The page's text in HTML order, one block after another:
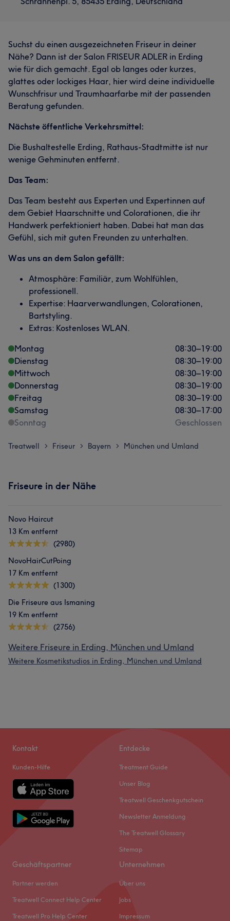
Suchst du einen ausgezeichneten Friseur in deiner
Nähe? Dann ist der Salon FRISEUR ADLER in Erding
wie für dich gemacht. Egal ob langes oder kurzes,
glattes oder lockiges Haar, hier wird deine individuelle
Wunschfrisur und Traumhaarfarbe mit der passenden
Beratung gefunden.
Nächste öffentliche Verkehrsmittel:
Die Bushaltestelle Erding, Rathaus-Stadtmitte ist nur
wenige Gehminuten entfernt.
Das Team:
Das Team besteht aus Experten und Expertinnen auf
dem Gebiet Haarschnitte und Colorationen, die ihr
Handwerk perfektioniert haben. Dabei hat man das
Gefühl, sich mit guten Freunden zu unterhalten.
Was uns an dem Salon gefällt:
Atmosphäre: Familiär, zum Wohlfühlen,
professionell.
Expertise: Haarverwandlungen, Colorationen,
Bartstyling.
Extras: Kostenloses WLAN.
Montag
08:30–19:00
Dienstag
08:30–19:00
Mittwoch
08:30–19:00
Donnerstag
08:30–19:00
Freitag
08:30–19:00
Samstag
08:30–17:00
Sonntag
Geschlossen
Treatwell > Friseur > Bayern > München und Umland
Friseure in der Nähe
Novo Haircut
13 Km entfernt
(2980)
NovoHairCutPoing
17 Km entfernt
(1300)
Die Friseure aus Ismaning
19 Km entfernt
(2756)
Weitere Friseure in Erding, München und Umland
Weitere Kosmetikstudios in Erding, München und Umland
Kontakt
Kunden-Hilfe
Entdecke
Treatment Guide
Unser Blog
Treatwell Geschenkgutschein
Newsletter Anmeldung
The Treatwell Glossary
Sitemap
Geschäftspartner
Partner werden
Treatwell Connect Help Center
Treatwell Pro Help Center
Unternehmen
Über uns
Jobs
Impressum